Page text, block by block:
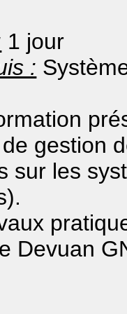
1 jour
:
gestion
sur les
Devuan